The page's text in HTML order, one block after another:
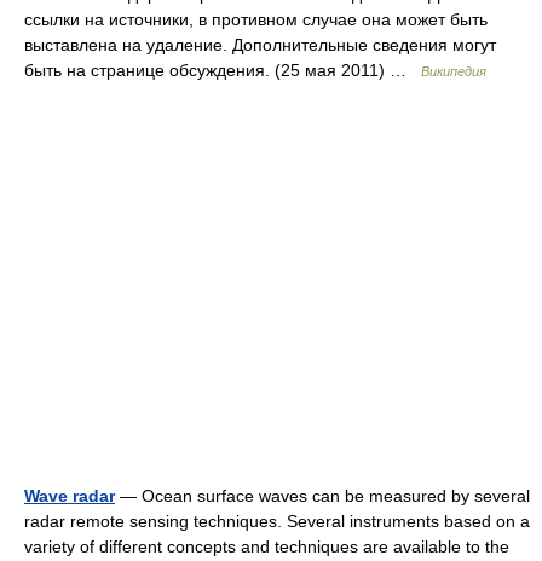
ссылки на источники, в противном случае она может быть
выставлена на удаление. Дополнительные сведения могут
быть на странице обсуждения. (25 мая 2011) …
Википедия
Wave radar— Ocean surface waves can be measured by several
radar remote sensing techniques. Several instruments based on a
variety of different concepts and techniques are available to the